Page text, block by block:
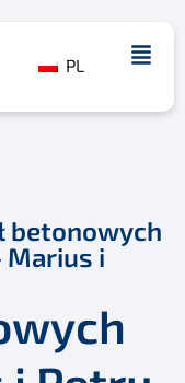
PL
betonowych
Marius i